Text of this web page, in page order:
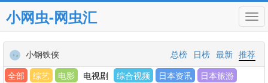
小网虫-网虫汇
小钢铁侠 推荐
最新
日榜
总榜
全部
综艺 电影 电视剧 综合视频 日本资讯
日本旅游